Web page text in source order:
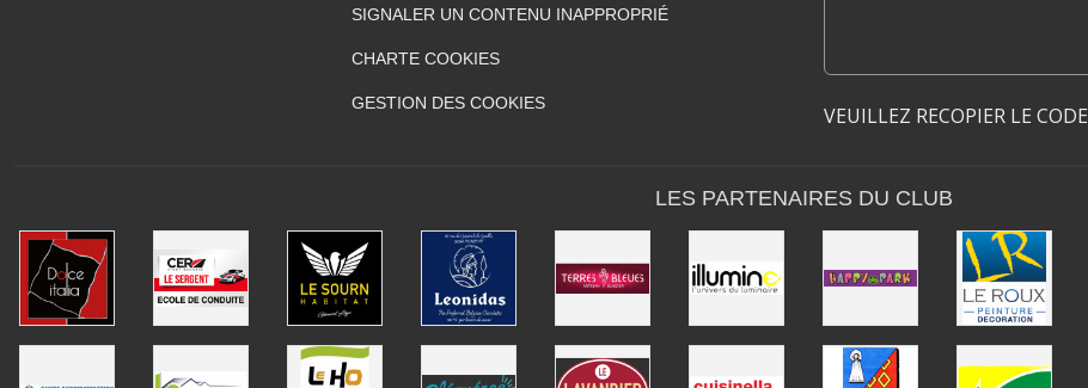
SIGNALER UN CONTENU INAPPROPRIÉ
CHARTE COOKIES
GESTION DES COOKIES VEUILLEZ RECOPIER LE CODE
LES PARTENAIRES DU CLUB